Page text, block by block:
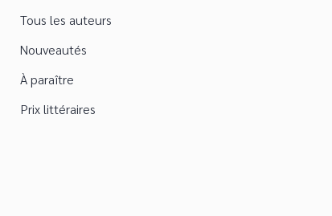
Tous les auteurs
Nouveautés
À paraître
Prix littéraires